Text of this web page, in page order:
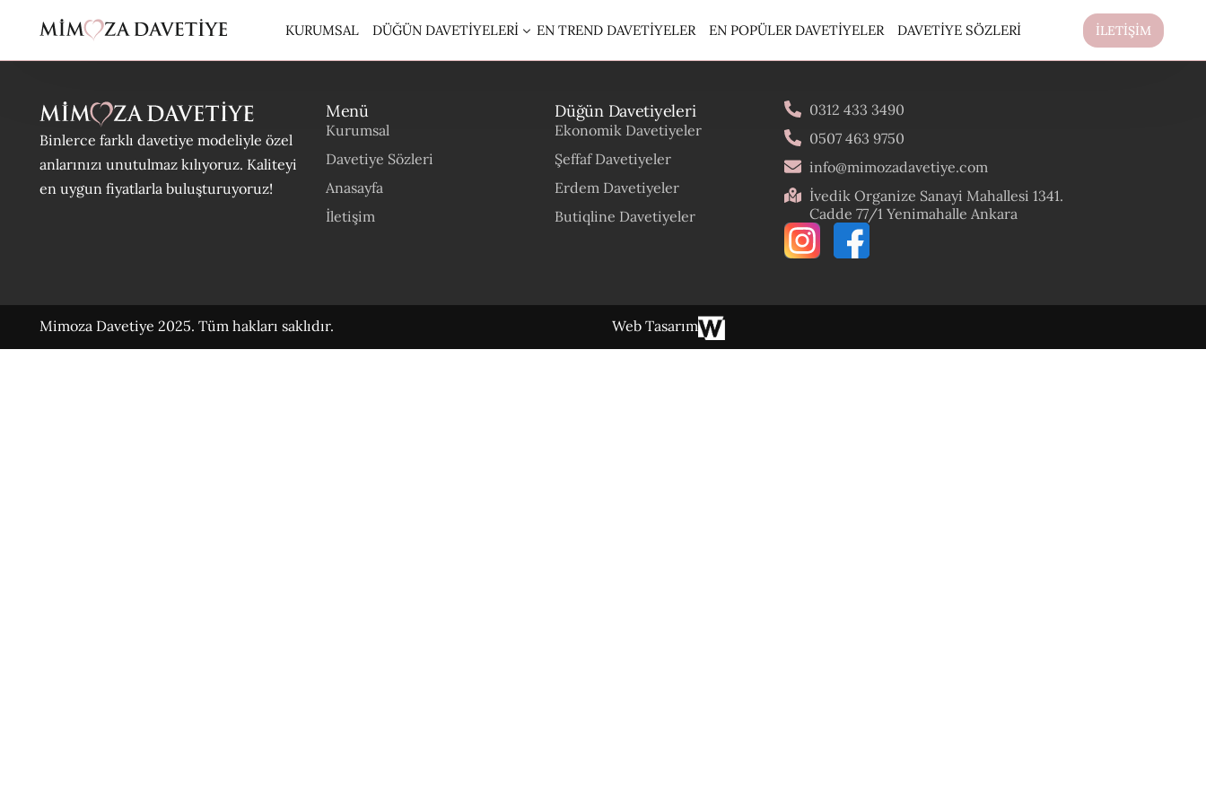
KURUMSAL DÜĞÜN DAVETIYELERI
CARMEN DAVETİYE
EKONOM DAVETİYE
EN TREND DAVETIYELER EN POPÜLER DAVETIYELER DAVETIYE SÖZLERI İLETİŞİM
Binlerce farklı davetiye modeliyle özel
anlarınızı unutulmaz kılıyoruz. Kaliteyi
en uygun fiyatlarla buluşturuyoruz!
Menü
Kurumsal
Davetiye Sözleri
Anasayfa
İletişim
Düğün Davetiyeleri
Ekonomik Davetiyeler
Şeffaf Davetiyeler
Erdem Davetiyeler
Butiqline Davetiyeler
0312 433 3490
0507 463 9750
info@mimozadavetiye.com
İvedik Organize Sanayi Mahallesi 1341.
Cadde 77/1 Yenimahalle Ankara
Mimoza Davetiye 2025. Tüm hakları saklıdır. Web Tasarım